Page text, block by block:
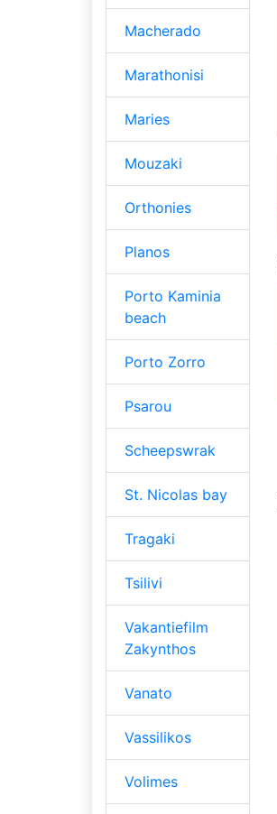
Macherado
Marathonisi
Maries
Mouzaki
Orthonies
Planos
Porto Kaminia
beach
Porto Zorro
Psarou
Scheepswrak
St. Nicolas bay
Tragaki
Tsilivi
Vakantiefilm
Zakynthos
Vanato
Vassilikos
Volimes